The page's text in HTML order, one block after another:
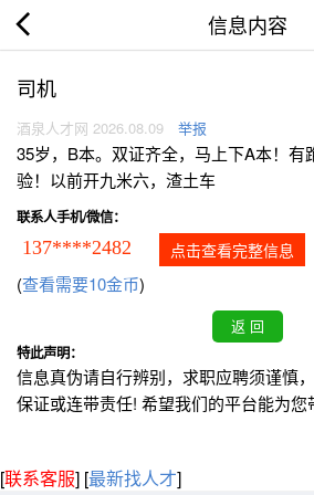
信息内容
司机
酒泉人才网 2026.08.09 举报
35岁，B本。双证齐全，马上下A本！有
验！以前开九米六，渣土车
联系人手机/微信：
137****2482 点击查看完整信息
(查看需要10金币)
特此声明：
信息真伪请自行辨别，求职应聘须谨慎
保证或连带责任! 希望我们的平台能为您
[联系客服] [最新找人才]